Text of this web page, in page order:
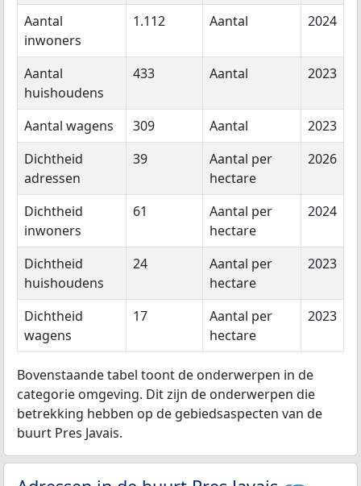
Aantal
inwoners
1.112 Aantal 2024
Aantal
huishoudens
433 Aantal 2023
Aantal wagens 309 Aantal
2023
Dichtheid
adressen
39
Aantal per
hectare
2026
Dichtheid
inwoners
61
Aantal per
hectare
2024
Dichtheid
huishoudens
24
Aantal per
hectare
2023
Dichtheid
wagens
17
Aantal per
hectare
2023
Bovenstaande tabel toont de onderwerpen in de
categorie omgeving. Dit zijn de onderwerpen die
betrekking hebben op de gebiedsaspecten van de
buurt Pres Javais.